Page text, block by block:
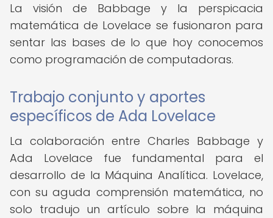
La visión de Babbage y la perspicacia
matemática de Lovelace se fusionaron para
sentar las bases de lo que hoy conocemos
como programación de computadoras.
Trabajo conjunto y aportes
específicos de Ada Lovelace
La colaboración entre Charles Babbage y
Ada Lovelace fue fundamental para el
desarrollo de la Máquina Analítica. Lovelace,
con su aguda comprensión matemática, no
solo tradujo un artículo sobre la máquina